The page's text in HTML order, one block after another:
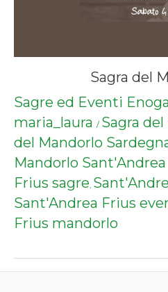
Sagra del
Sagre ed Eventi
maria_laura / Sagra
del Mandorlo
Mandorlo
Frius sagre,
Sant'Andrea Frius
Frius mandorlo